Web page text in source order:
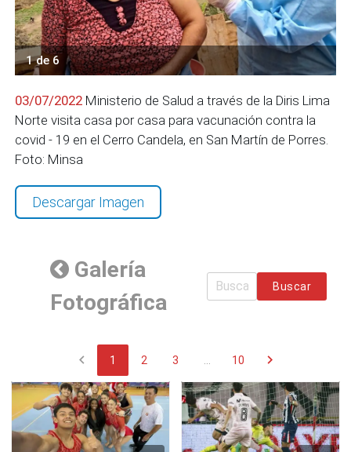
1 de 6
03/07/2022 Ministerio de Salud a través de la Diris Lima
Norte visita casa por casa para vacunación contra la
covid - 19 en el Cerro Candela, en San Martín de Porres.
Foto: Minsa
Descargar Imagen
Galería
Fotográfica
Buscar
chevron_left 1 2 3 10 chevron_right